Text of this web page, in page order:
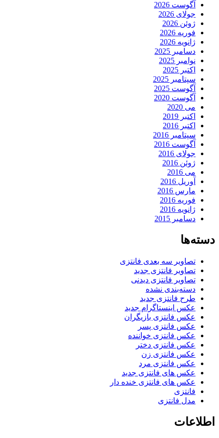
آگوست 2026
جولای 2026
ژوئن 2026
فوریه 2026
ژانویه 2026
دسامبر 2025
نوامبر 2025
اکتبر 2025
سپتامبر 2025
آگوست 2025
آگوست 2020
می 2020
اکتبر 2019
اکتبر 2016
سپتامبر 2016
آگوست 2016
جولای 2016
ژوئن 2016
می 2016
آوریل 2016
مارس 2016
فوریه 2016
ژانویه 2016
دسامبر 2015
دسته‌ها
تصاویر سه بعدی فانتزی
تصاویر فانتزی جدید
تصاویر فانتزی دیدنی
دسته‌بندی نشده
طرح فانتزی جدید
عکس اینستاگرام جدید
عکس فانتزی بازیگران
عکس فانتزی پسر
عکس فانتزی خواننده
عکس فانتزی دختر
عکس فانتزی زن
عکس فانتزی مرد
عکس های فانتزی جدید
عکس های فانتزی خنده دار
فانتزی
مدل فانتزی
اطلاعات